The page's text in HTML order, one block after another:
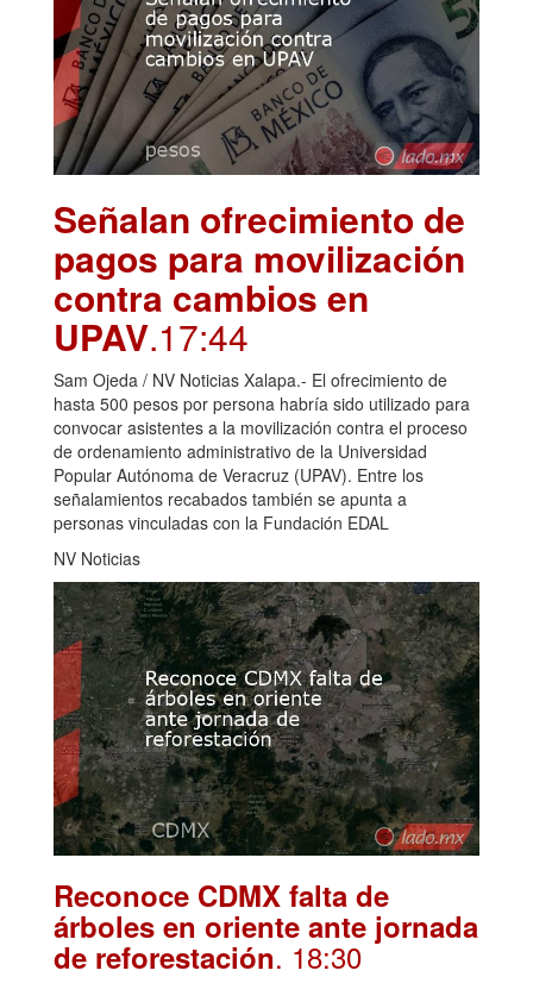
Señalan ofrecimiento de
pagos para movilización
contra cambios en
UPAV.17:44
Sam Ojeda / NV Noticias Xalapa.- El ofrecimiento de
hasta 500 pesos por persona habría sido utilizado para
convocar asistentes a la movilización contra el proceso
de ordenamiento administrativo de la Universidad
Popular Autónoma de Veracruz (UPAV). Entre los
señalamientos recabados también se apunta a
personas vinculadas con la Fundación EDAL
NV Noticias
Reconoce CDMX falta de
árboles en oriente ante jornada
de reforestación. 18:30